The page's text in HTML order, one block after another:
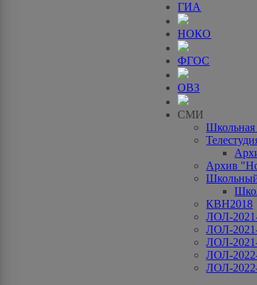
ГИА
НОКО
ФГОС
ОВЗ
СМИ
Школьная
Архив
КВН2018
ЛОЛ-
ЛОЛ-
ЛОЛ-
ЛОЛ-
ЛОЛ-